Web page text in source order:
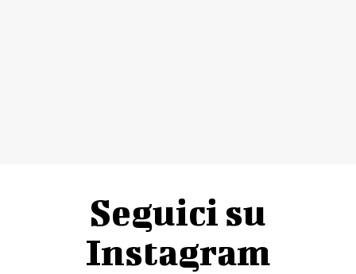
Seguici su
Instagram